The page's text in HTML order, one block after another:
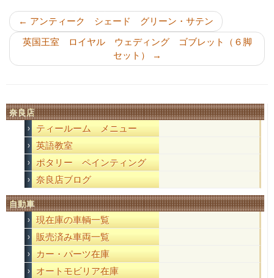
← アンティーク シェード グリーン・サテン
英国王室 ロイヤル ウェディング ゴブレット（６脚
セット）
→
奈良店
ティールーム メニュー
英語教室
ポタリー ペインティング
奈良店ブログ
自動車
現在庫の車輌一覧
販売済み車両一覧
カー・パーツ在庫
オートモビリア在庫